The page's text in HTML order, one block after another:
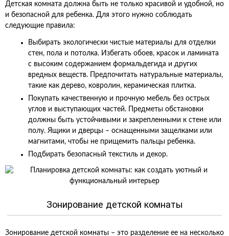
Детская комната должна быть не только красивой и удобной, но
и безопасной для ребенка. Для этого нужно соблюдать
следующие правила:
Выбирать экологически чистые материалы для отделки
стен, пола и потолка. Избегать обоев, красок и ламината
с высоким содержанием формальдегида и других
вредных веществ. Предпочитать натуральные материалы,
такие как дерево, ковролин, керамическая плитка.
Покупать качественную и прочную мебель без острых
углов и выступающих частей. Предметы обстановки
должны быть устойчивыми и закрепленными к стене или
полу. Ящики и дверцы – оснащенными защелками или
магнитами, чтобы не прищемить пальцы ребенка.
Подбирать безопасный текстиль и декор.
Зонирование детской комнаты
Зонирование детской комнаты – это разделение ее на несколько